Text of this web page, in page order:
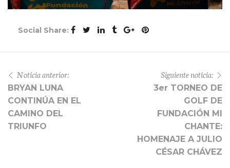
Social Share:
Noticia anterior:
BRYAN LUNA
CONTINÚA EN EL
CAMINO DEL
TRIUNFO
Siguiente noticia:
3er TORNEO DE
GOLF DE
FUNDACIÓN MI
CHANTE:
HOMENAJE A JULIO
CÉSAR CHÁVEZ